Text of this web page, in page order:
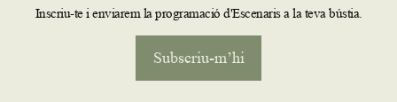
Inscriu-te i enviarem la programació d'Escenaris a la teva bústia.
Subscriu-m’hi